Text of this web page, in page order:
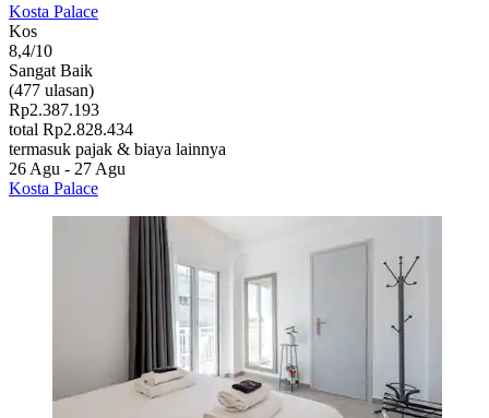
Kosta Palace
Kos
8,4/10
Sangat Baik
(477 ulasan)
Rp2.387.193
total Rp2.828.434
termasuk pajak & biaya lainnya
26 Agu - 27 Agu
Kosta Palace